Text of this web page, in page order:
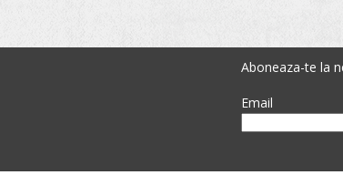
Aboneaza-te la
Email